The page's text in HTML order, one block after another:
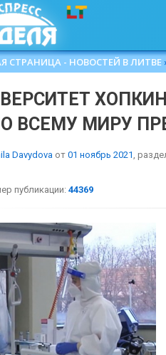
СТРАНИЦА - НОВОСТЕЙ В ЛИТВЕ
ВСЕМУ МИРУ
Davydova от 01 ноябрь 2021,
публикации: 44369